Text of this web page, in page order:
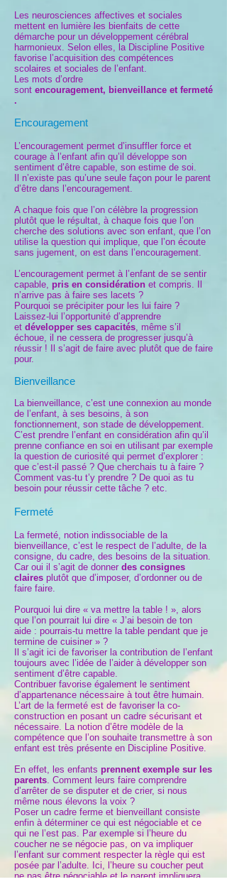
Les neurosciences affectives et sociales
mettent en lumière les bienfaits de cette
démarche pour un développement cérébral
harmonieux. Selon elles, la Discipline Positive
favorise l’acquisition des compétences
scolaires et sociales de l’enfant.
Les mots d’ordre
sont encouragement, bienveillance et fermeté
.
Encouragement
L’encouragement permet d’insuffler force et
courage à l’enfant afin qu’il développe son
sentiment d’être capable, son estime de soi.
Il n’existe pas qu’une seule façon pour le parent
d’être dans l’encouragement.
A chaque fois que l’on célèbre la progression
plutôt que le résultat, à chaque fois que l’on
cherche des solutions avec son enfant, que l’on
utilise la question qui implique, que l’on écoute
sans jugement, on est dans l’encouragement.
L’encouragement permet à l’enfant de se sentir
capable, pris en considération et compris. Il
n’arrive pas à faire ses lacets ?
Pourquoi se précipiter pour les lui faire ?
Laissez-lui l’opportunité d’apprendre
et développer ses capacités, même s’il
échoue, il ne cessera de progresser jusqu’à
réussir ! Il s’agit de faire avec plutôt que de faire
pour.
Bienveillance
La bienveillance, c’est une connexion au monde
de l’enfant, à ses besoins, à son
fonctionnement, son stade de développement.
C’est prendre l’enfant en considération afin qu’il
prenne confiance en soi en utilisant par exemple
la question de curiosité qui permet d’explorer :
que c’est-il passé ? Que cherchais tu à faire ?
Comment vas-tu t’y prendre ? De quoi as tu
besoin pour réussir cette tâche ? etc.
Fermeté
La fermeté, notion indissociable de la
bienveillance, c’est le respect de l’adulte, de la
consigne, du cadre, des besoins de la situation.
Car oui il s’agit de donner des consignes
claires plutôt que d’imposer, d’ordonner ou de
faire faire.
Pourquoi lui dire « va mettre la table ! », alors
que l’on pourrait lui dire « J’ai besoin de ton
aide : pourrais-tu mettre la table pendant que je
termine de cuisiner » ?
Il s’agit ici de favoriser la contribution de l’enfant
toujours avec l’idée de l’aider à développer son
sentiment d’être capable.
Contribuer favorise également le sentiment
d’appartenance nécessaire à tout être humain.
L’art de la fermeté est de favoriser la co-
construction en posant un cadre sécurisant et
nécessaire. La notion d’être modèle de la
compétence que l’on souhaite transmettre à son
enfant est très présente en Discipline Positive.
En effet, les enfants prennent exemple sur les
parents. Comment leurs faire comprendre
d’arrêter de se disputer et de crier, si nous
même nous élevons la voix ?
Poser un cadre ferme et bienveillant consiste
enfin à déterminer ce qui est négociable et ce
qui ne l’est pas. Par exemple si l’heure du
coucher ne se négocie pas, on va impliquer
l’enfant sur comment respecter la règle qui est
posée par l’adulte. Ici, l’heure su coucher peut
ne pas être négociable et le parent impliquera